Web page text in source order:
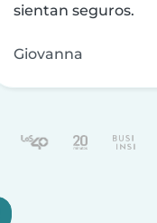
sientan seguros.
Giovanna